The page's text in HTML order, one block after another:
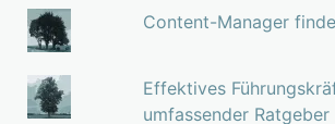
Content-Manager
Effektives
umfassender Ratgeber